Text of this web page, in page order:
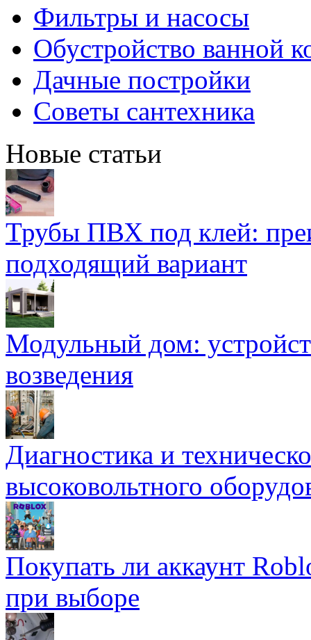
Фильтры и насосы
Обустройство ванной
Дачные постройки
Советы сантехника
Новые статьи
Трубы ПВХ под клей:
подходящий вариант
Модульный дом:
возведения
Диагностика и
высоковольтного
Покупать ли аккаунт
при выборе